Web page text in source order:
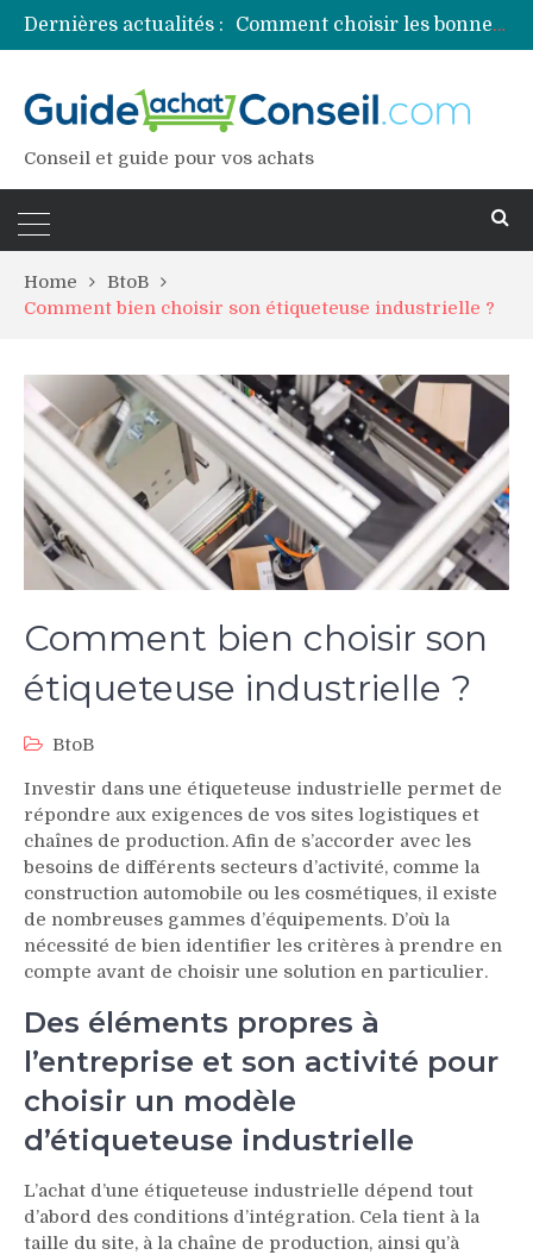
Dernières actualités :
Comment choisir les bonnes couleurs pour un projet tie and dye ?
Comment préparer sa piscine pour une période prolongée d’inutilisation ?
Conseil et guide pour vos achats
Home
BtoB
Comment bien choisir son étiqueteuse industrielle ?
Comment bien choisir son
étiqueteuse industrielle ?
BtoB
Investir dans une étiqueteuse industrielle permet de
répondre aux exigences de vos sites logistiques et
chaînes de production. Afin de s’accorder avec les
besoins de différents secteurs d’activité, comme la
construction automobile ou les cosmétiques, il existe
de nombreuses gammes d’équipements. D’où la
nécessité de bien identifier les critères à prendre en
compte avant de choisir une solution en particulier.
Des éléments propres à
l’entreprise et son activité pour
choisir un modèle
d’étiqueteuse industrielle
L’achat d’une étiqueteuse industrielle dépend tout
d’abord des conditions d’intégration. Cela tient à la
taille du site, à la chaîne de production, ainsi qu’à